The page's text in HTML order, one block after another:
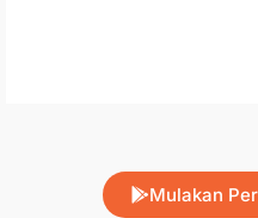
Mulakan